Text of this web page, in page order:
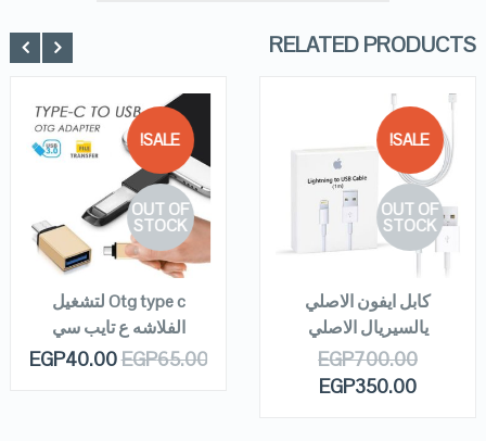
RELATED PRODUCTS
SALE!
OUT OF
STOCK
QUICK LOOK
VIEW DETAILS
READ MORE
كابل ايفون الاصلي
يالسيريال الاصلي
EGP700.00
EGP350.00
SALE!
OUT OF
STOCK
QUICK LOOK
VIEW DETAILS
READ MORE
Otg type c لتشغيل
الفلاشه ع تايب سي
EGP65.00
EGP40.00